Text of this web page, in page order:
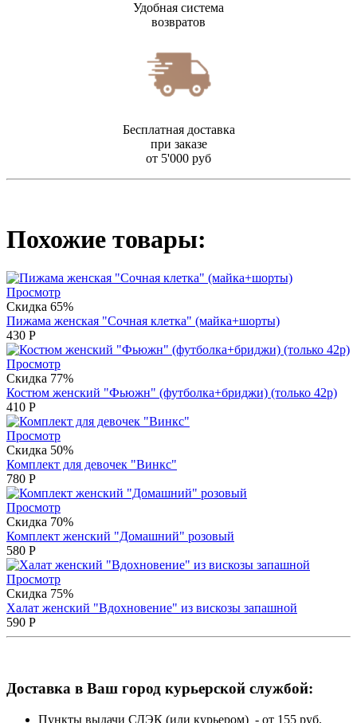
Удобная система
возвратов
Бесплатная доставка
при заказе
от 5'000 руб
Похожие товары:
Просмотр
Скидка 65%
Пижама женская "Сочная клетка" (майка+шорты)
430 Р
Просмотр
Скидка 77%
Костюм женский "Фьюжн" (футболка+бриджи) (только 42р)
410 Р
Просмотр
Скидка 50%
Комплект для девочек "Винкс"
780 Р
Просмотр
Скидка 70%
Комплект женский "Домашний" розовый
580 Р
Просмотр
Скидка 75%
Халат женский "Вдохновение" из вискозы запашной
590 Р
Доставка в Ваш город курьерской службой:
Пункты выдачи СДЭК (или курьером) - от 155 руб.